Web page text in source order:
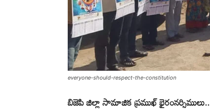
everyone-should-respect-the-constitution
బిజెపి జిల్లా సామాజిక ప్రముఖ్ భైరంనర్సిములు..